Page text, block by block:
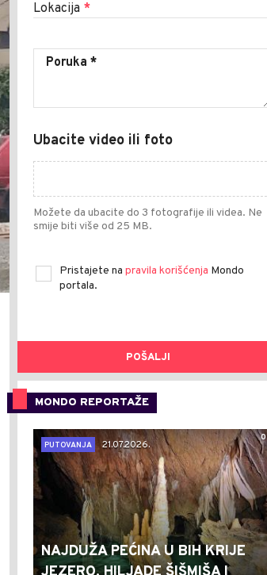
Lokacija *
Ubacite video ili foto
Možete da ubacite do 3 fotografije ili videa. Ne
smije biti više od 25 MB.
Pristajete na pravila korišćenja Mondo
portala.
POŠALJI
MONDO REPORTAŽE
0
PUTOVANJA
21.07.2026.
NAJDUŽA PEĆINA U BIH KRIJE